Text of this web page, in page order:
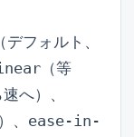
（デフォルト、
（等
へ）、
、 ease-in-